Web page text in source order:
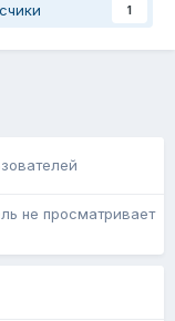
1
не просматривает